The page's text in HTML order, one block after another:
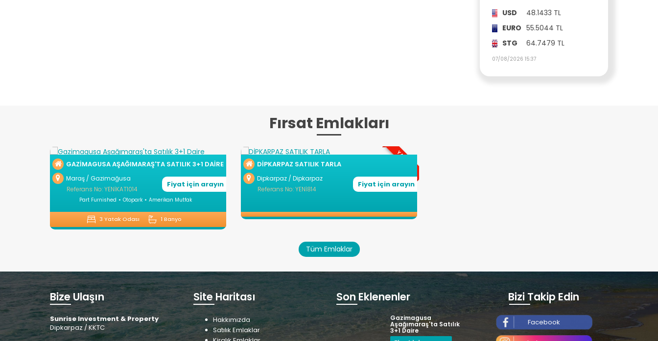
USD
48.1433 TL
EURO 55.5044 TL
STG
64.7479 TL
07/08/2026 15:37
Fırsat Emlakları
GAZIMAGUSA AŞAĞIMARAŞ'TA SATILIK 3+1 DAIRE
Maraş / Gazimağusa
Fiyat için arayın
Referans No: YENİKAT1014
Part Furnished Otopark Amerikan Mutfak
3 Yatak Odası 1 Banyo
YATIRIM
DİPKARPAZ SATILIK TARLA
Dipkarpaz / Dipkarpaz
Fiyat için arayın
Referans No: YENİ814
Tüm Emlaklar
Bize Ulaşın
Sunrise Investment & Property
Dipkarpaz / KKTC
Site Haritası
Hakkımızda
Satılık Emlaklar
Son Eklenenler
Gazimagusa
Aşağımaraş'ta Satılık
3+1 Daire
Bizi Takip Edin
Facebook